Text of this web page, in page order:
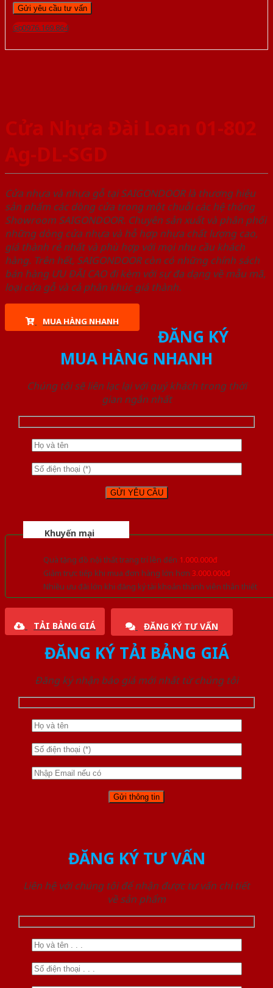
Gọi 0976.169.864
Cửa Nhựa Đài Loan 01-802
Ag-DL-SGD
Cửa nhựa và nhựa gỗ tại SAIGONDOOR là thương hiệu
sản phẩm các dòng cửa trong một chuỗi các hệ thống
Showroom SAIGONDOOR. Chuyên sản xuất và phân phối
những dòng cửa nhựa và hỗ hợp nhựa chất lượng cao,
giá thành rẻ nhất và phù hợp với mọi nhu cầu khách
hàng. Trên hết, SAIGONDOOR còn có những chính sách
bán hàng ƯU ĐÃI CAO đi kèm với sự đa dạng về mẫu mã,
loại cửa gỗ và cả phân khúc giá thành.
MUA HÀNG NHANH
ĐĂNG KÝ
MUA HÀNG NHANH
Chúng tôi sẽ liên lạc lại với quý khách trong thời
gian ngắn nhất
Khuyến mại
Quà tặng đồ nội thất trang trí lên đến 1.000.000đ
Giảm trực tiếp khi mua đơn hàng lớn hơn 3.000.000đ
Nhiều ưu đãi lớn khi đăng ký tài khoản thành viên thân thiết
TẢI BẢNG GIÁ ĐĂNG KÝ TƯ VẤN
ĐĂNG KÝ TẢI BẢNG GIÁ
Đăng ký nhận báo giá mới nhất từ chúng tôi
ĐĂNG KÝ TƯ VẤN
Liên hệ với chúng tôi để nhận được tư vấn chi tiết
về sản phẩm